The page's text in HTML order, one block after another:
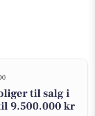
til salg i
9.500.000 kr